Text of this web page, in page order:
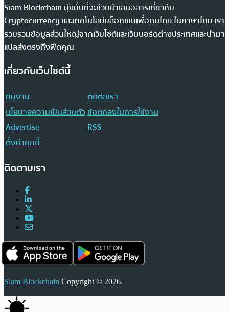
Siam Blockchain มุ่งมั่นที่จะช่วยนำเสนอสารเกี่ยวกับ
Cryptocurrency และเทคโนโลยีบล็อกเชนเพื่อคนไทย ในภาษาไทย เรา
รวบรวมข้อมูลส่วนใหญ่จากเว็บไซต์และเว็บบอร์ดต่างประเทศและนำมา
แปลส่งตรงถึงฟีดคุณ
เกี่ยวกับเว็บไซต์นี้
ทีมงาน
ติดต่อเรา
นโยบายความเป็นส่วนตัวข้อตกลงในการใช้งาน
Advertise
RSS
ตั้งค่าคุกกี้
ติดตามเรา
Siam Blockchain Copyright © 2026.